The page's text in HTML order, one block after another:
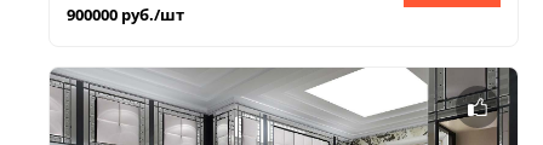
900000 руб./шт